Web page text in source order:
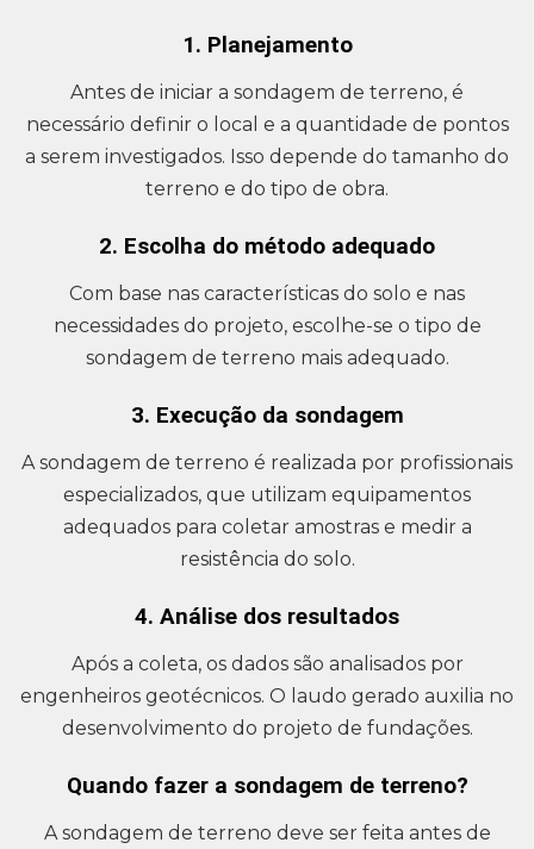
1. Planejamento
Antes de iniciar a sondagem de terreno, é
necessário definir o local e a quantidade de pontos
a serem investigados. Isso depende do tamanho do
terreno e do tipo de obra.
2. Escolha do método adequado
Com base nas características do solo e nas
necessidades do projeto, escolhe-se o tipo de
sondagem de terreno mais adequado.
3. Execução da sondagem
A sondagem de terreno é realizada por profissionais
especializados, que utilizam equipamentos
adequados para coletar amostras e medir a
resistência do solo.
4. Análise dos resultados
Após a coleta, os dados são analisados por
engenheiros geotécnicos. O laudo gerado auxilia no
desenvolvimento do projeto de fundações.
Quando fazer a sondagem de terreno?
A sondagem de terreno deve ser feita antes de